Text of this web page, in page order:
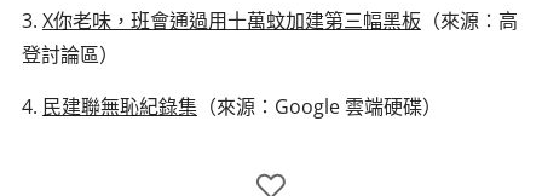
3. X你老味，班會通過用十萬蚊加建第三幅黑板（來源：高
登討論區）
4. 民建聯無恥紀錄集（來源：Google 雲端硬碟）